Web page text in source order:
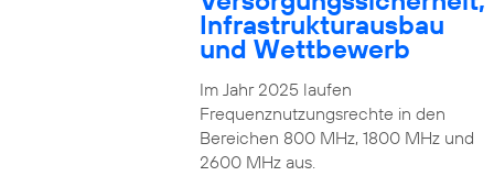
Infrastrukturausbau
und Wettbewerb
Im Jahr 2025 laufen
Frequenznutzungsrechte in den
Bereichen 800 MHz, 1800 MHz und
2600 MHz aus.